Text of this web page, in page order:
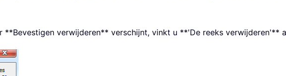
**Bevestigen verwijderen** verschijnt, vinkt u **'De reeks verwijderen'**